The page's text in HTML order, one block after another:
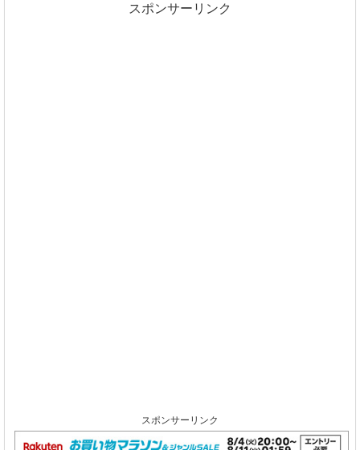
スポンサーリンク
スポンサーリンク